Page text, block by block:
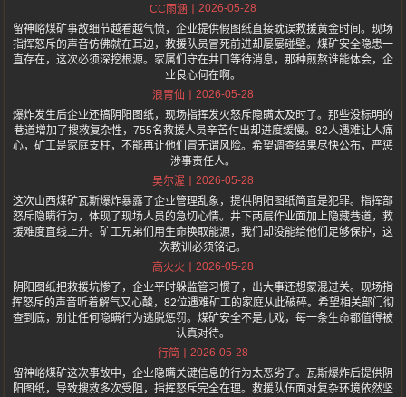
CC雨涵
2026-05-28
留神峪煤矿事故细节越看越气愤，企业提供假图纸直接耽误救援黄金时间。现场
指挥怒斥的声音仿佛就在耳边，救援队员冒死前进却屡屡碰壁。煤矿安全隐患一
直存在，这次必须深挖根源。家属们守在井口等待消息，那种煎熬谁能体会，企
业良心何在啊。
浪胃仙
2026-05-28
爆炸发生后企业还搞阴阳图纸，现场指挥发火怒斥隐瞒太及时了。那些没标明的
巷道增加了搜救复杂性，755名救援人员辛苦付出却进度缓慢。82人遇难让人痛
心，矿工是家庭支柱，不能再让他们冒无谓风险。希望调查结果尽快公布，严惩
涉事责任人。
吴尔渥
2026-05-28
这次山西煤矿瓦斯爆炸暴露了企业管理乱象，提供阴阳图纸简直是犯罪。指挥部
怒斥隐瞒行为，体现了现场人员的急切心情。井下两层作业面加上隐藏巷道，救
援难度直线上升。矿工兄弟们用生命换取能源，我们却没能给他们足够保护，这
次教训必须铭记。
高火火
2026-05-28
阴阳图纸把救援坑惨了，企业平时躲监管习惯了，出大事还想蒙混过关。现场指
挥怒斥的声音听着解气又心酸，82位遇难矿工的家庭从此破碎。希望相关部门彻
查到底，别让任何隐瞒行为逃脱惩罚。煤矿安全不是儿戏，每一条生命都值得被
认真对待。
行简
2026-05-28
留神峪煤矿这次事故中，企业隐瞒关键信息的行为太恶劣了。瓦斯爆炸后提供阴
阳图纸，导致搜救多次受阻，指挥怒斥完全在理。救援队伍面对复杂环境依然坚